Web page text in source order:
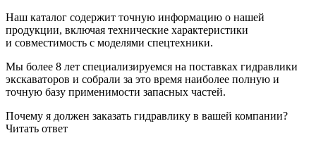
Наш каталог содержит точную информацию о нашей
продукции, включая технические характеристики
и совместимость с моделями спецтехники.
Мы более 8 лет специализируемся на поставках гидравлики
экскаваторов и собрали за это время наиболее полную и
точную базу применимости запасных частей.
Почему я должен заказать гидравлику в вашей компании?
Читать ответ